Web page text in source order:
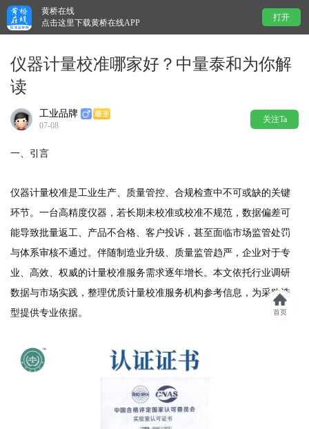
黄桥在线
点击这里下载黄桥在线APP
打开
仪器计量校准哪家好？中量泰和为你解
读
工业品牌
07-08
关注Ta
一、引言
仪器计量校准是工业生产、质量管控、合规检查中不可或缺的关键
环节。一台高精度仪器，若长期未校准或校准不规范，数据偏差可
能导致批量返工、产品不合格、客户投诉，甚至面临市场监管处罚
与体系审核不通过。伴随制造业升级、质量监管趋严，企业对于专
业、高效、权威的计量校准服务需求逐年增长。本文依托行业调研
数据与市场实践，整理优质计量校准服务机构参考信息，为采购选
型提供专业依据。
首页